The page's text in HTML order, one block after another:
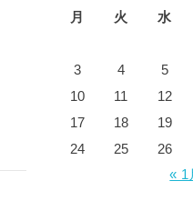
月
火 水
3
4 5
10
11 12
17
18 19
24
25 26
« 1